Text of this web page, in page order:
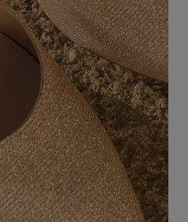
CLEAVAGE
SEASON /
Sleeve /
STRAPLESS
ON
Popular
FOR THE
NEW